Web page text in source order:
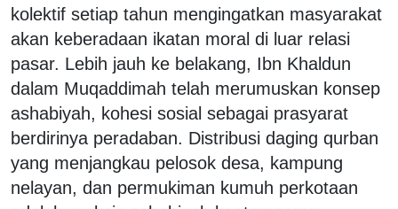
kolektif setiap tahun mengingatkan masyarakat
akan keberadaan ikatan moral di luar relasi
pasar. Lebih jauh ke belakang, Ibn Khaldun
dalam Muqaddimah telah merumuskan konsep
ashabiyah, kohesi sosial sebagai prasyarat
berdirinya peradaban. Distribusi daging qurban
yang menjangkau pelosok desa, kampung
nelayan, dan permukiman kumuh perkotaan